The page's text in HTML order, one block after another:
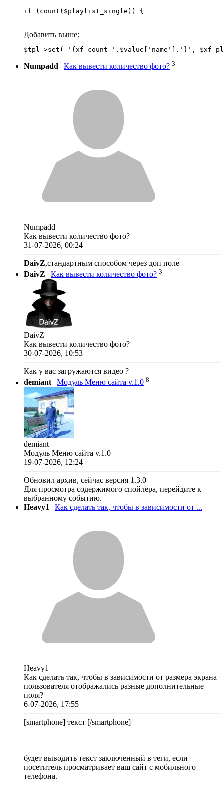
if (count($playlist_single)) {
Добавить выше:
Numpadd | Как вывести количество фото? 3
Numpadd
Как вывести количество фото?
31-07-2026, 00:24
DaivZ,стандартным способом через доп поле
DaivZ | Как вывести количество фото? 3
DaivZ
Как вывести количество фото?
30-07-2026, 10:53
Как у вас загружаются видео ?
demiant| Модуль Меню сайта v.1.0 8
demiant
Модуль Меню сайта v.1.0
19-07-2026, 12:24
Обновил архив, сейчас версия 1.3.0
Для просмотра содержимого спойлера, перейдите к
выбранному событию.
Heavy1 | Как сделать так, чтобы в зависимости от ...
Heavy1
Как сделать так, чтобы в зависимости от размера экрана
пользователя отображались разные дополнительные
поля?
6-07-2026, 17:55
[smartphone] текст [/smartphone]
будет выводить текст заключенный в теги, если
посетитель просматривает ваш сайт с мобильного
телефона.